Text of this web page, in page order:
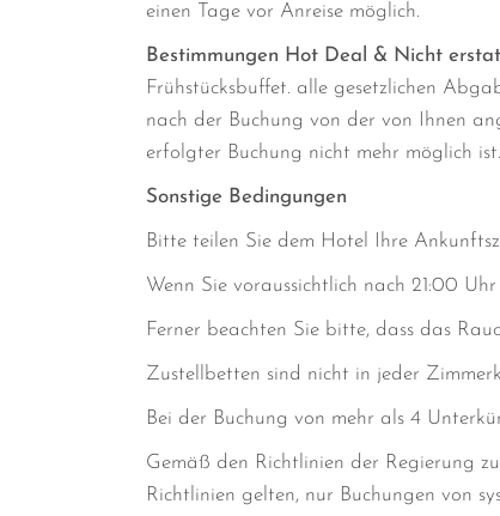
einen Tage vor Anreise möglich.
Bestimmungen Hot Deal & Nicht
Frühstücksbuffet. alle gesetzlichen
nach der Buchung von der von Ihnen
erfolgter Buchung nicht mehr möglich
Sonstige Bedingungen
Bitte teilen Sie dem Hotel Ihre
Wenn Sie voraussichtlich nach 21:00
Ferner beachten Sie bitte, dass das
Zustellbetten sind nicht in jeder
Bei der Buchung von mehr als 4
Gemäß den Richtlinien der Regierung
Richtlinien gelten, nur Buchungen von